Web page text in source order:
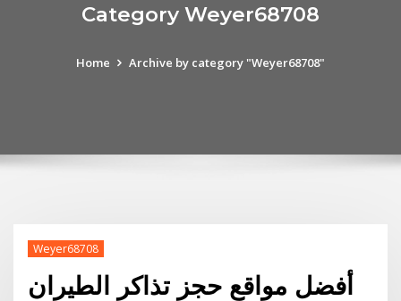
Category Weyer68708
Home Archive by category "Weyer68708"
Weyer68708
أفضل مواقع حجز تذاكر الطيران